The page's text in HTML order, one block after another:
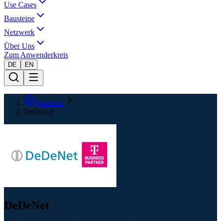
Use Cases
Bausteine
Netzwerk
Über Uns
Zum Anwenderkreis
DE EN
Startseite
DeDeNet
DeDeNet